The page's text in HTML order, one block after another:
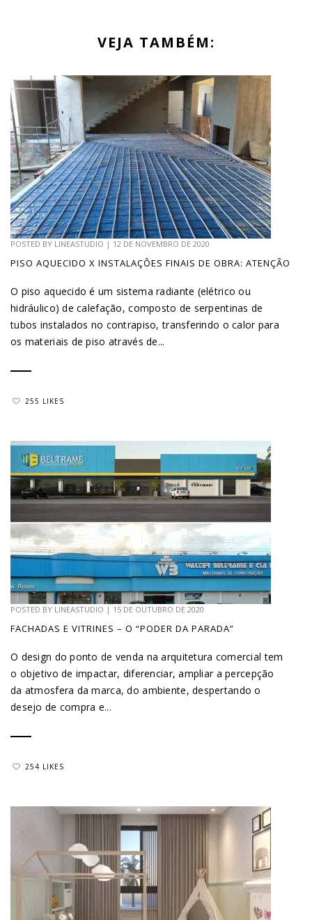
VEJA TAMBÉM:
POSTED BY LINEASTUDIO | 12 DE NOVEMBRO DE 2020
PISO AQUECIDO X INSTALAÇÕES FINAIS DE OBRA: ATENÇÃO
O piso aquecido é um sistema radiante (elétrico ou
hidráulico) de calefação, composto de serpentinas de
tubos instalados no contrapiso, transferindo o calor para
os materiais de piso através de...
255 LIKES
POSTED BY LINEASTUDIO | 15 DE OUTUBRO DE 2020
FACHADAS E VITRINES – O “PODER DA PARADA”
O design do ponto de venda na arquitetura comercial tem
o objetivo de impactar, diferenciar, ampliar a percepção
da atmosfera da marca, do ambiente, despertando o
desejo de compra e...
254 LIKES